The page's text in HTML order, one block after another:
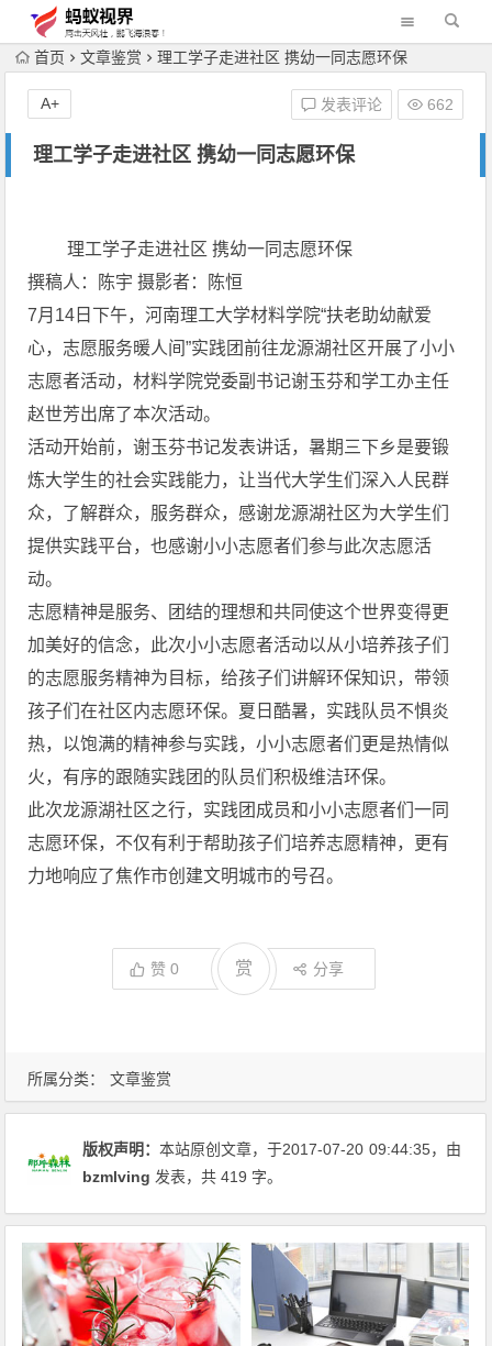
首页 文章鉴赏 理工学子走进社区 携幼一同志愿环保
理工学子走进社区 携幼一同志愿环保
发表评论 662
A+
所属分类： 文章鉴赏
理工学子走进社区 携幼一同志愿环保
撰稿人：陈宇 摄影者：陈恒
7月14日下午，河南理工大学材料学院“扶老助幼献爱
心，志愿服务暖人间”实践团前往龙源湖社区开展了小小
志愿者活动，材料学院党委副书记谢玉芬和学工办主任
赵世芳出席了本次活动。
活动开始前，谢玉芬书记发表讲话，暑期三下乡是要锻
炼大学生的社会实践能力，让当代大学生们深入人民群
众，了解群众，服务群众，感谢龙源湖社区为大学生们
提供实践平台，也感谢小小志愿者们参与此次志愿活
动。
志愿精神是服务、团结的理想和共同使这个世界变得更
加美好的信念，此次小小志愿者活动以从小培养孩子们
的志愿服务精神为目标，给孩子们讲解环保知识，带领
孩子们在社区内志愿环保。夏日酷暑，实践队员不惧炎
热，以饱满的精神参与实践，小小志愿者们更是热情似
火，有序的跟随实践团的队员们积极维洁环保。
此次龙源湖社区之行，实践团成员和小小志愿者们一同
志愿环保，不仅有利于帮助孩子们培养志愿精神，更有
力地响应了焦作市创建文明城市的号召。
赞0 赏 分享
版权声明：本站原创文章，于2017-07-20 09:44:35，由
bzmlving 发表，共 419 字。